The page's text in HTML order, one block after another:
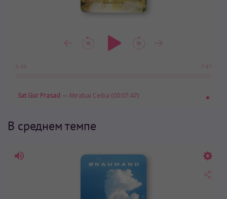
0:00 7:47
Sat Gur Prasad — Mirabai Ceiba (00:07:47)
В среднем темпе